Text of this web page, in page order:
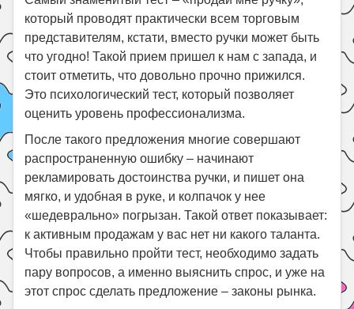
который проводят практически всем торговым
представителям, кстати, вместо ручки может быть
что угодно! Такой прием пришел к нам с запада, и
стоит отметить, что довольно прочно прижился.
Это психологический тест, который позволяет
оценить уровень профессионализма.
После такого предложения многие совершают
распространенную ошибку – начинают
рекламировать достоинства ручки, и пишет она
мягко, и удобная в руке, и колпачок у нее
«шедеврально» погрызан. Такой ответ показывает:
к активным продажам у вас нет ни какого таланта.
Чтобы правильно пройти тест, необходимо задать
пару вопросов, а именно выяснить спрос, и уже на
этот спрос сделать предложение – законы рынка.